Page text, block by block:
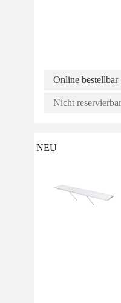
Online bestellbar
Nicht reservierbar
NEU